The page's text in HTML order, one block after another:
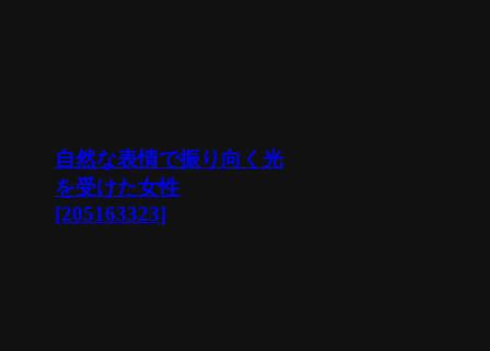
自然な表情で振り向く光
を受けた女性
[205163323]